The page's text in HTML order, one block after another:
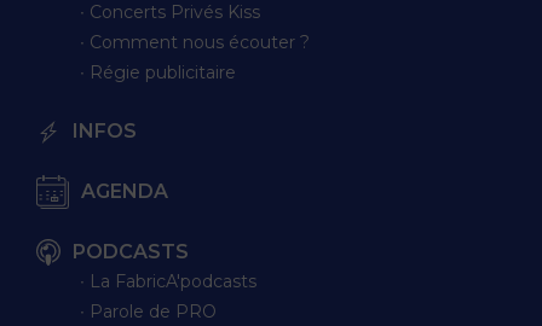
∙ Concerts Privés Kiss
∙ Comment nous écouter ?
∙ Régie publicitaire
INFOS
AGENDA
PODCASTS
∙ La FabricA'podcasts
∙ Parole de PRO